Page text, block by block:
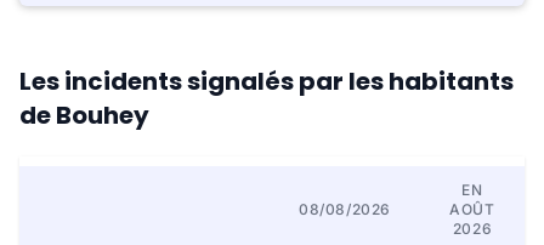
Les incidents signalés par les habitants
de Bouhey
08/08/2026
EN
AOÛT
2026